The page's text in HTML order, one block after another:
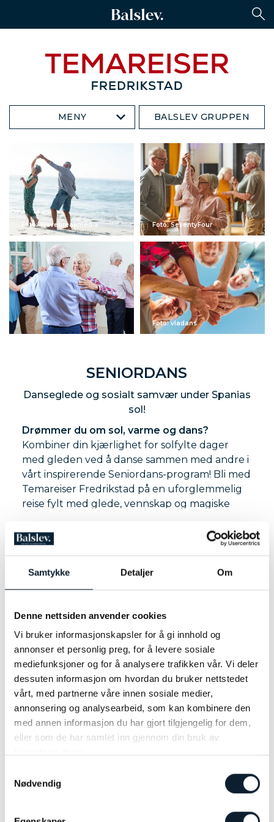
Samtykke Detaljer Om
Denne nettsiden anvender cookies
Vi bruker informasjonskapsler for å gi innhold og
annonser et personlig preg, for å levere sosiale
mediefunksjoner og for å analysere trafikken vår. Vi deler
dessuten informasjon om hvordan du bruker nettstedet
vårt, med partnerne våre innen sosiale medier,
annonsering og analysearbeid, som kan kombinere den
med annen informasjon du har gjort tilgjengelig for dem,
eller som de har samlet inn gjennom din bruk av
Nødvendig
MENY BALSLEV GRUPPEN
Foto: Wavebreakmedia Foto: SeventyFour
Foto: vladans
SENIORDANS
Danseglede og sosialt samvær under Spanias
sol!
Drømmer du om sol, varme og dans?
Kombiner din kjærlighet for solfylte dager
med gleden ved å danse sammen med andre i
vårt inspirerende Seniordans-program! Bli med
Temareiser Fredrikstad på en uforglemmelig
reise fylt med glede, vennskap og magiske
Seniordans er for deg som ønsker å utvide ditt
skape nye minner – enten du er en erfaren
danser eller en nybegynner. Våre erfarne
for at du får en trygg og inspirerende
opplevelse.
Men det er mer!Vi krydrer turene med
spennende utflukter, smakfull mat, deilige
badingstimer og massevis av sosialt samvær.
Enten du ønsker å utforske lokale perler eller
slappe av i solfylte omgivelser, har vi noe for
alle.
Sammen med likesinnede vil du oppleve den
unike samhørigheten som bare dans kan gi.
Og kanskje finner du nye venner som deler
Seniordans i Albir fra Oslo, Bergen &
En reise full av sol, varme, blide mennesker og ikke
minst seniordans